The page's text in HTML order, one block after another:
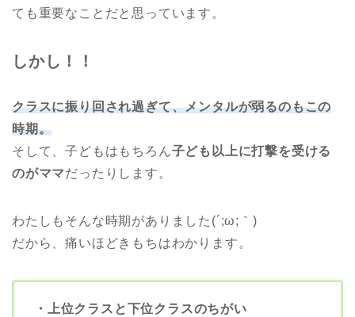
ても重要なことだと思っています。
しかし！！
クラスに振り回され過ぎて、メンタルが弱るのもこの
時期。
そして、子どもはもちろん子ども以上に打撃を受ける
のがママだったりします。
わたしもそんな時期がありました(´;ω;｀)
だから、痛いほどきもちはわかります。
・上位クラスと下位クラスのちがい